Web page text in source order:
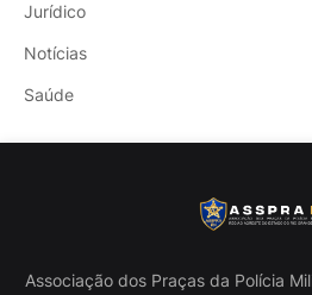
Jurídico
Notícias
Saúde
Associação dos Praças da Polícia